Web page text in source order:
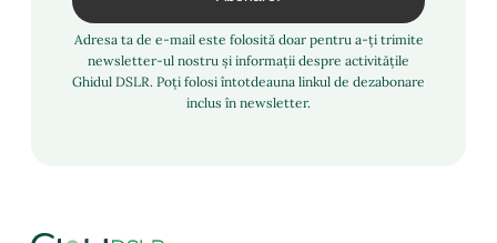
Adresa ta de e-mail este folosită doar pentru a-ți trimite
newsletter-ul nostru și informații despre activitățile
Ghidul DSLR. Poți folosi întotdeauna linkul de dezabonare
inclus în newsletter.